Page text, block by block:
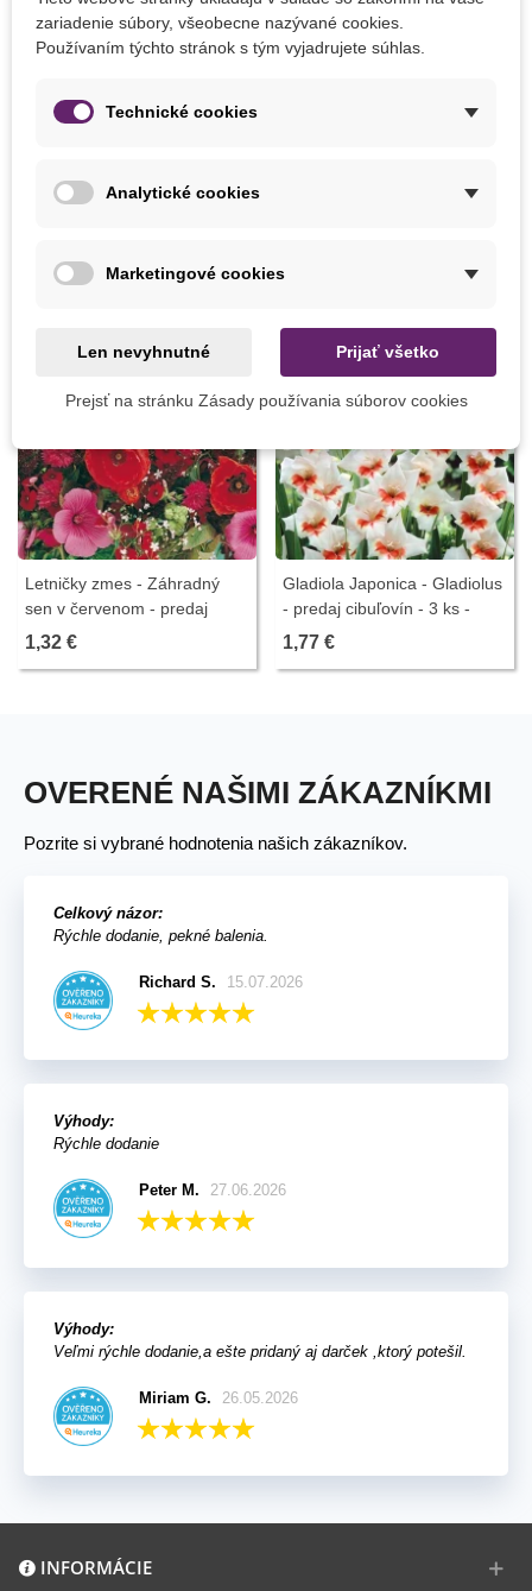
Kvetináč
Letničky zmes - Záhradný
sen v červenom - predaj
semien - 0,9 g - ukončený
1,32 €
Gladiola Japonica - Gladiolus
- predaj cibuľovín - 3 ks -
ukončený
1,77 €
OVERENÉ NAŠIMI ZÁKAZNÍKMI
Pozrite si vybrané hodnotenia našich zákazníkov.
Celkový názor:
Rýchle dodanie, pekné balenia.
Richard S. 15.07.2026
Výhody:
Rýchle dodanie
Peter M. 27.06.2026
Výhody:
Veľmi rýchle dodanie,a ešte pridaný aj darček ,ktorý potešil.
Miriam G. 26.05.2026
INFORMÁCIE
zariadenie súbory, všeobecne nazývané cookies.
Používaním týchto stránok s tým vyjadrujete súhlas.
Technické cookies
Analytické cookies
Marketingové cookies
Len nevyhnutné Prijať všetko
Prejsť na stránku Zásady používania súborov cookies